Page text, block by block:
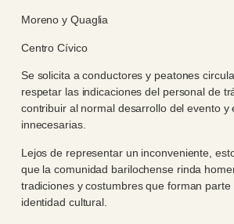
Moreno y Quaglia
Centro Cívico
Se solicita a conductores y peatones
respetar las indicaciones del personal de
contribuir al normal desarrollo del evento y
innecesarias.
Lejos de representar un inconveniente,
que la comunidad barilochense rinda
tradiciones y costumbres que forman parte
identidad cultural.